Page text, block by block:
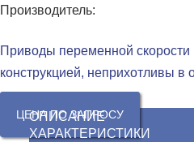
Производитель:
Приводы переменной
конструкцией, неприхотливы
ЦЕНА ПО ЗАПРОСУ
ОПИСАНИЕ
ХАРАКТЕРИСТИКИ